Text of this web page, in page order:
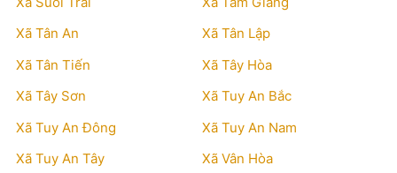
Xã Tân An
Xã Tân Lập
Xã Tân Tiến
Xã Tây Hòa
Xã Tây Sơn
Xã Tuy An Bắc
Xã Tuy An Đông
Xã Tuy An Nam
Xã Tuy An Tây
Xã Vân Hòa